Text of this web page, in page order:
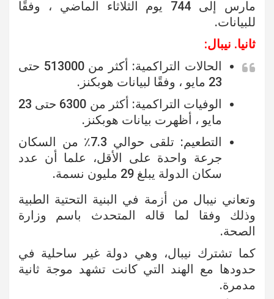
مارس إلى 744 يوم الثلاثاء الماضي ، وفقًا
للبيانات.
ثانيا. نيبال:
الحالات التراكمية: أكثر من 513000 حتى
23 مايو ، وفقًا لبيانات هوبكنز.
الوفيات التراكمية: أكثر من 6300 حتى 23
مايو ، أظهرت بيانات هوبكنز.
التطعيم: تلقى حوالي 7.3٪ من السكان
جرعة واحدة على الأقل، علما أن عدد
سكان الدولة يبلغ 29 مليون نسمة.
وتعاني نيبال من أزمة في البنية التحتية الطبية
وذلك وفقا لما قاله المتحدث باسم وزارة
الصحة.
كما تشترك نيبال، وهي دولة غير ساحلية في
حدودها مع الهند التي كانت تشهد موجة ثانية
مدمرة.